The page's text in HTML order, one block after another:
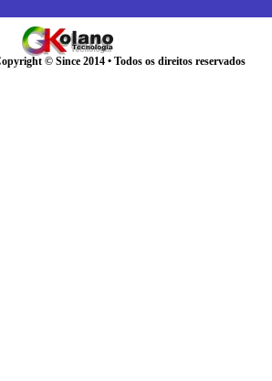
© Since 2014 • Todos os direitos reservados